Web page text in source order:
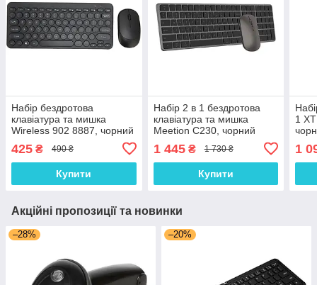
Набір бездротова
клавіатура та мишка
Wireless 902 8887, чорний
425 ₴ 490 ₴
Купити
Набір 2 в 1 бездротова
клавіатура та мишка
Meetion C230, чорний
1 445₴ 1 730 ₴
Купити
1
1
Акційні пропозиції та новинки
–28% –20%